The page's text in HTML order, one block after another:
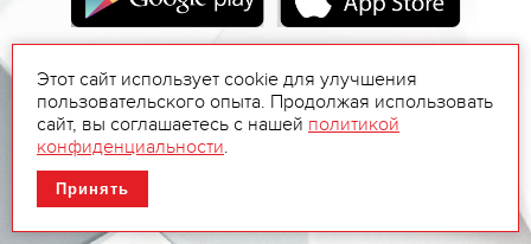
Этот сайт использует cookie для улучшения
пользовательского опыта. Продолжая использовать
сайт, вы соглашаетесь с нашей политикой
конфиденциальности.
Принять